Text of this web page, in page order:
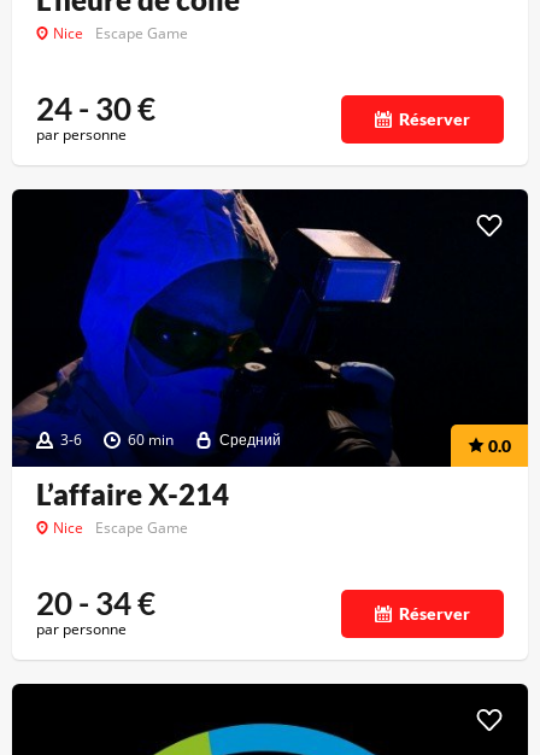
Nice Escape Game
24 - 30€
par personne
Réserver
3-6 60 min Средний 0.0
L’affaire X-214
Nice Escape Game
20 - 34€
par personne
Réserver